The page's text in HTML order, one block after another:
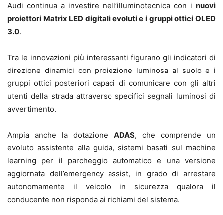
Audi continua a investire nell’illuminotecnica con i nuovi
proiettori Matrix LED digitali evoluti e i gruppi ottici OLED
3.0.
Tra le innovazioni più interessanti figurano gli indicatori di
direzione dinamici con proiezione luminosa al suolo e i
gruppi ottici posteriori capaci di comunicare con gli altri
utenti della strada attraverso specifici segnali luminosi di
avvertimento.
Ampia anche la dotazione ADAS, che comprende un
evoluto assistente alla guida, sistemi basati sul machine
learning per il parcheggio automatico e una versione
aggiornata dell’emergency assist, in grado di arrestare
autonomamente il veicolo in sicurezza qualora il
conducente non risponda ai richiami del sistema.